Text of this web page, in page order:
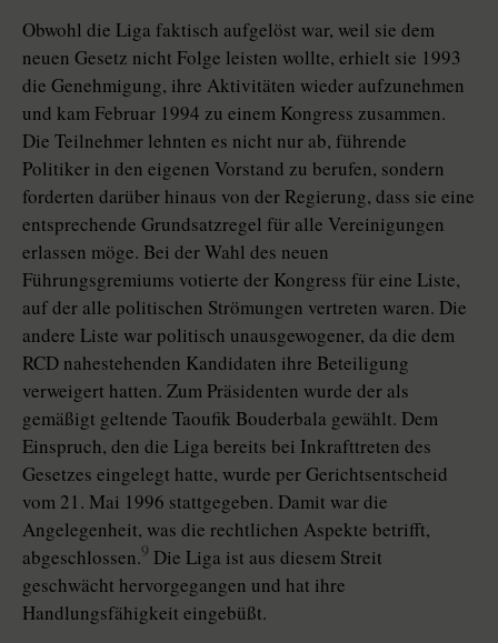
Obwohl die Liga faktisch aufgelöst war, weil sie dem
neuen Gesetz nicht Folge leisten wollte, erhielt sie 1993
die Genehmigung, ihre Aktivitäten wieder aufzunehmen
und kam Februar 1994 zu einem Kongress zusammen.
Die Teilnehmer lehnten es nicht nur ab, führende
Politiker in den eigenen Vorstand zu berufen, sondern
forderten darüber hinaus von der Regierung, dass sie eine
entsprechende Grundsatzregel für alle Vereinigungen
erlassen möge. Bei der Wahl des neuen
Führungsgremiums votierte der Kongress für eine Liste,
auf der alle politischen Strömungen vertreten waren. Die
andere Liste war politisch unausgewogener, da die dem
RCD nahestehenden Kandidaten ihre Beteiligung
verweigert hatten. Zum Präsidenten wurde der als
gemäßigt geltende Taoufik Bouderbala gewählt. Dem
Einspruch, den die Liga bereits bei Inkrafttreten des
Gesetzes eingelegt hatte, wurde per Gerichtsentscheid
vom 21. Mai 1996 stattgegeben. Damit war die
Angelegenheit, was die rechtlichen Aspekte betrifft,
abgeschlossen.9 Die Liga ist aus diesem Streit
geschwächt hervorgegangen und hat ihre
Handlungsfähigkeit eingebüßt.